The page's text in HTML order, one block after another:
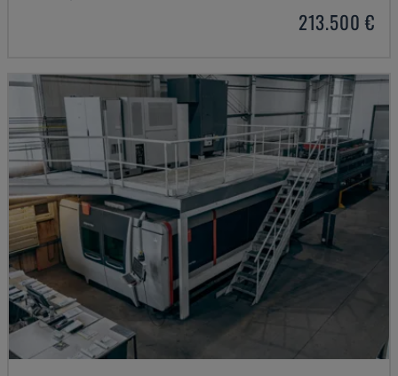
213.500 €